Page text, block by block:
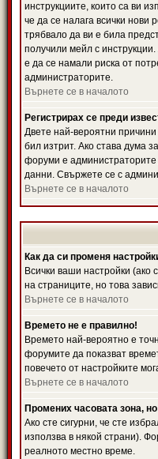
инструкциите, които са ви
че да се налага всички нови
трябвало да ви е била
получили мейл с
е да се намали риска от
администраторите.
Върнете се в началото
Регистрирах се преди
Двете най-вероятни
бил изтрит. Ако става дума
форуми е администраторите
данни. Свържете се с
Върнете се в началото
Как да си променя
Всички ваши настройки (ако
на страниците, но това
Върнете се в началото
Времето не е правилно!
Времето най-вероятно е
форумите да показват
повечето от настройките
Върнете се в началото
Промених часовата зона,
Ако сте сигурни, че сте
използва в някой страни).
реалното местно време.